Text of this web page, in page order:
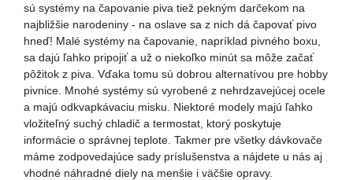
sú systémy na čapovanie piva tiež pekným darčekom na
najbližšie narodeniny - na oslave sa z nich dá čapovať pivo
hneď! Malé systémy na čapovanie, napríklad pivného boxu,
sa dajú ľahko pripojiť a už o niekoľko minút sa môže začať
pôžitok z piva. Vďaka tomu sú dobrou alternatívou pre hobby
pivnice. Mnohé systémy sú vyrobené z nehrdzavejúcej ocele
a majú odkvapkávaciu misku. Niektoré modely majú ľahko
vložiteľný suchý chladič a termostat, ktorý poskytuje
informácie o správnej teplote. Takmer pre všetky dávkovače
máme zodpovedajúce sady príslušenstva a nájdete u nás aj
vhodné náhradné diely na menšie i väčšie opravy.